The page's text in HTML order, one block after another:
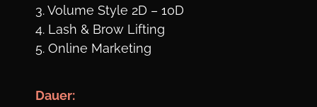
3. Volume Style 2D – 10D
4. Lash & Brow Lifting
5. Online Marketing
Dauer: